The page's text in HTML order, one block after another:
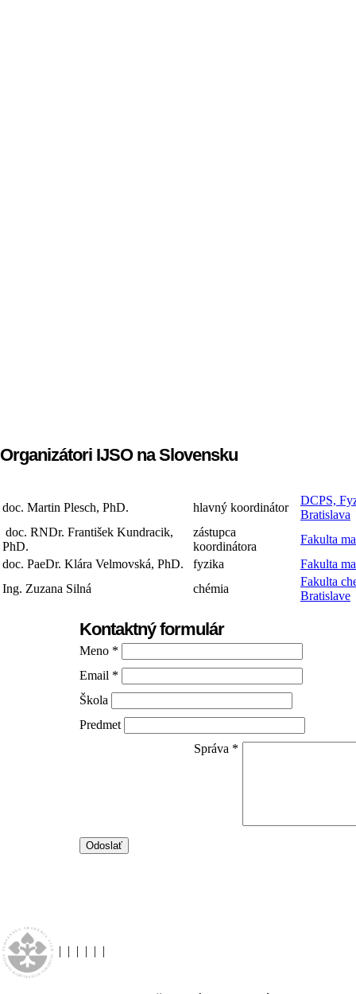
Organizátori IJSO na Slovensku
doc. Martin Plesch, PhD. hlavný koordinátor
DCPS,
Bratislava
doc. RNDr. František Kundracik,
PhD.
zástupca
koordinátora
Fakulta
doc. PaeDr. Klára Velmovská, PhD.
fyzika
Fakulta
Ing. Zuzana Silná
chémia
Fakulta
Bratislave
Kontaktný formulár
Meno *
Email *
Škola
Predmet
Správa *
| | | | | |